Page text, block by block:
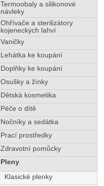
Termoobaly a silikonové
návleky
Ohřívače a sterilizátory
kojeneckých lahví
Vaničky
Lehátka ke koupání
Doplňky ke koupání
Osušky a žínky
Dětská kosmetika
Péče o dítě
Nočníky a sedátka
Prací prostředky
Zdravotní pomůcky
Pleny
Klasické plenky